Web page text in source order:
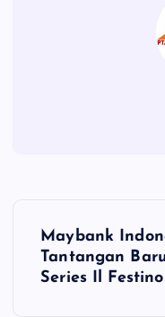
Maybank
Tantangan
Series Il